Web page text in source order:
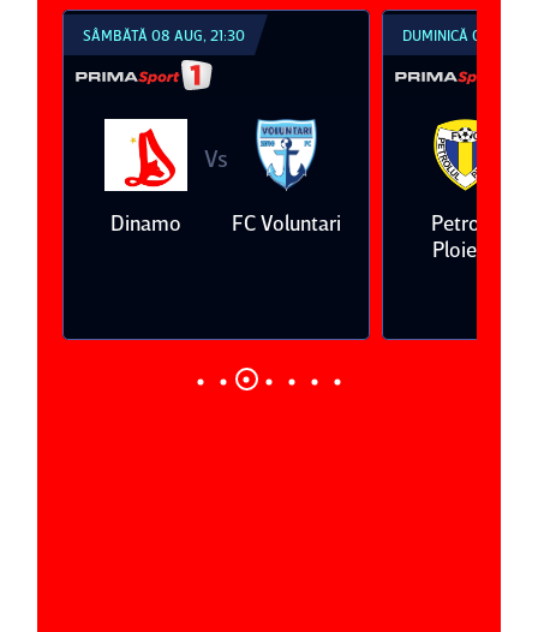
SÂMBĂTĂ 08 AUG, 21:30
Dinamo
Vs
FC Voluntari
DUMINICĂ 09 AUG,
Petrolul
Ploieşti